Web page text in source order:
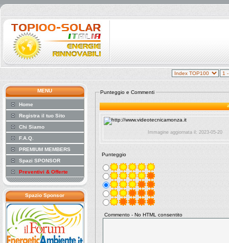
MENU
Home
Registra il tuo Sito
Chi Siamo
F.A.Q.
PREMIUM MEMBERS
Spazi SPONSOR
Preventivi & Offerte
Spazio Sponsor
Punteggio e Commenti
Immagine aggiornata il: 2023-05-20
Punteggio
Commento - No HTML consentito